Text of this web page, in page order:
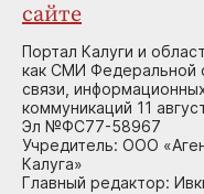
сайте
Портал Калуги и
как СМИ Федеральной
связи,
коммуникаций 11
Эл №ФС77-58967
Учредитель: ООО
Калуга»
Главный редактор: